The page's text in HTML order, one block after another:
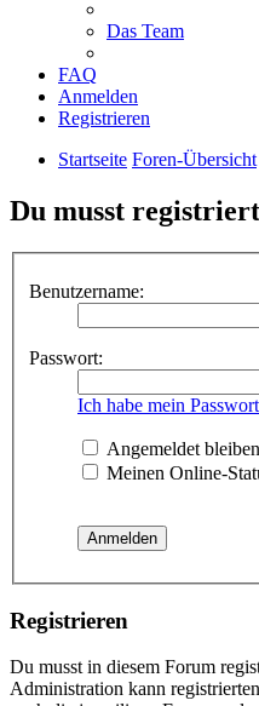
Das Team
FAQ
Anmelden
Registrieren
Startseite Foren-Übersicht
Du musst
Benutzername:
Passwort:
Ich habe mein
Angemeldet bleiben
Meinen Online-
Registrieren
Du musst in diesem Forum
Administration kann